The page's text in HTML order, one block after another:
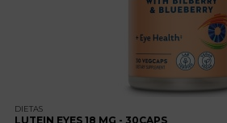
DIETAS
LUTEIN EYES 18 MG - 30CAPS